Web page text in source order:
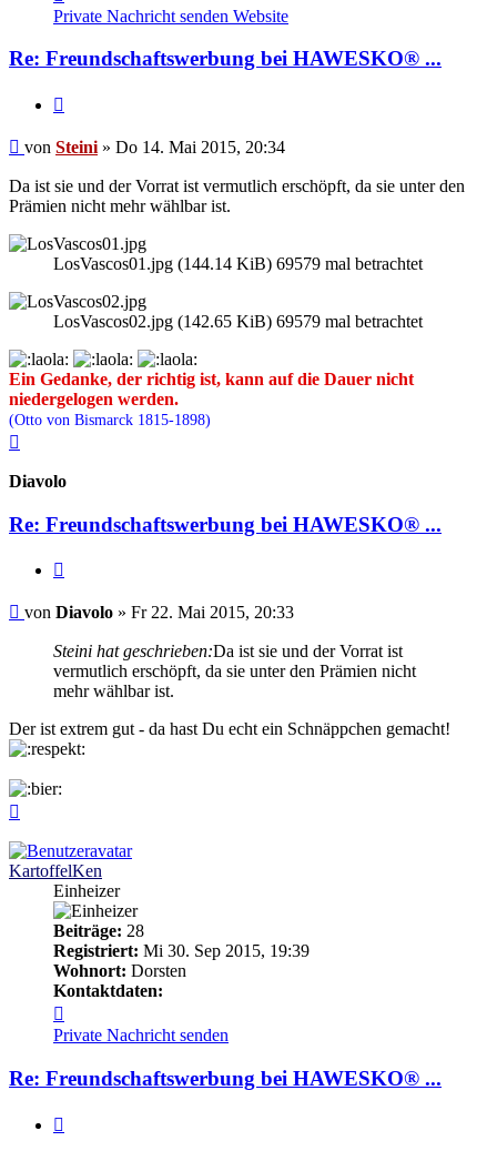
von
Steini
Private Nachricht senden Website
Re: Freundschaftswerbung bei HAWESKO® ...
Beitrag
von Steini » Do 14. Mai 2015, 20:34
Da ist sie und der Vorrat ist vermutlich erschöpft, da sie unter den
Prämien nicht mehr wählbar ist.
LosVascos01.jpg (144.14 KiB) 69579 mal betrachtet
LosVascos02.jpg (142.65 KiB) 69579 mal betrachtet
Ein Gedanke, der richtig ist, kann auf die Dauer nicht
niedergelogen werden.
(Otto von Bismarck 1815-1898)
Diavolo
Re: Freundschaftswerbung bei HAWESKO® ...
Beitrag
von Diavolo » Fr 22. Mai 2015, 20:33
Steini hat geschrieben:Da ist sie und der Vorrat ist
vermutlich erschöpft, da sie unter den Prämien nicht
mehr wählbar ist.
Der ist extrem gut - da hast Du echt ein Schnäppchen gemacht!
KartoffelKen
Einheizer
Beiträge: 28
Registriert: Mi 30. Sep 2015, 19:39
Wohnort: Dorsten
Kontaktdaten:
von
KartoffelKen
Private Nachricht senden
Re: Freundschaftswerbung bei HAWESKO® ...